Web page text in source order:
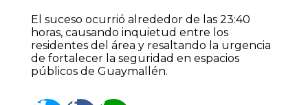
El suceso ocurrió alrededor de las 23:40
horas, causando inquietud entre los
residentes del área y resaltando la urgencia
de fortalecer la seguridad en espacios
públicos de Guaymallén.